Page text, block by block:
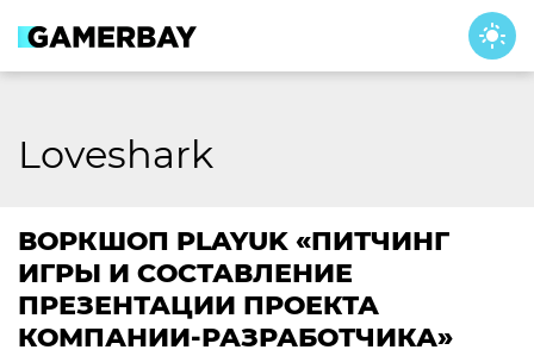
content
Loveshark
ВОРКШОП PLAYUK «ПИТЧИНГ
ИГРЫ И СОСТАВЛЕНИЕ
ПРЕЗЕНТАЦИИ ПРОЕКТА
КОМПАНИИ-РАЗРАБОТЧИКА»